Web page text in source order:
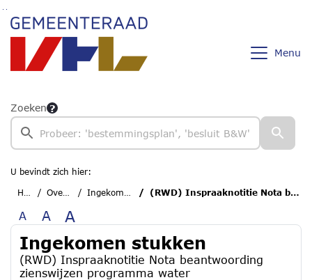
Ga naar de inhoud van deze pagina
Ga naar het zoeken
Ga naar het menu
Menu
Zoeken
U bevindt zich hier:
Home
Overzichten Ingekomen stukken (RWD) Inspraaknotitie Nota beantwoording zienswijzen programma water
A A A
Ingekomen stukken
(RWD) Inspraaknotitie Nota beantwoording
zienswijzen programma water